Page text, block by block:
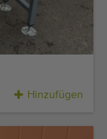
Hinzufügen